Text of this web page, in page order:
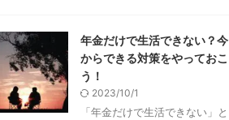
年金だけで生活できない？今
からできる対策をやっておこ
う！
2023/10/1
「年金だけで生活できない」と